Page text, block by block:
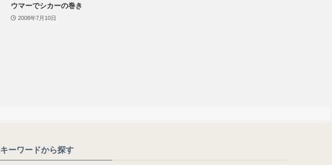
ウマーでシカーの巻き
2008年7月10日
キーワードから探す